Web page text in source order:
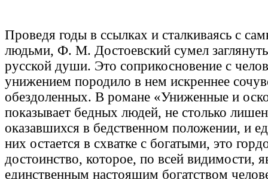
Проведя годы в ссылках и сталкиваясь с
людьми, Ф. М. Достоевский сумел
русской души. Это соприкосновение с
унижением породило в нем искреннее
обездоленных. В романе «Униженные и
показывает бедных людей, не столько
оказавшихся в бедственном положении, и
них остается в схватке с богатыми, это
достоинство, которое, по всей видимости,
единственным настоящим богатством